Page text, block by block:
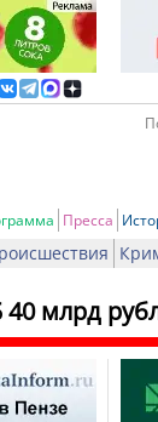
Пресса
млрд